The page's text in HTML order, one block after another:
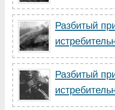
Разбитый
Разбитый